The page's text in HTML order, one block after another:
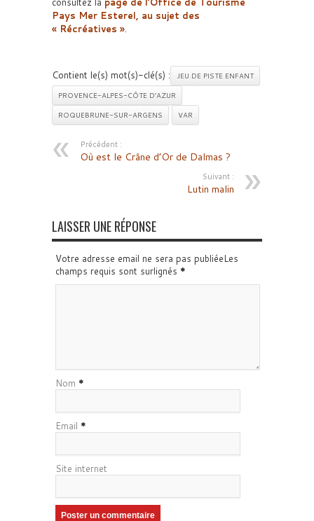
Pays Mer Esterel, au sujet des
« Récréatives ».
Contient le(s) mot(s)-clé(s) :
JEU DE PISTE ENFANT
PROVENCE-ALPES-CÔTE D’AZUR
ROQUEBRUNE-SUR-ARGENS
VAR
Précédent :
Où est le Crâne d’Or de Dalmas ?
Suivant :
Lutin malin
LAISSER UNE RÉPONSE
Votre adresse email ne sera pas publiéeLes
champs requis sont surlignés *
Nom *
Email *
Site internet